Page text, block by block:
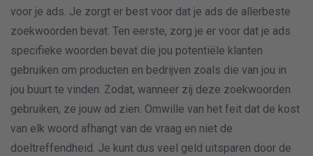
voor je ads. Je zorgt er best voor dat je ads de allerbeste
zoekwoorden bevat. Ten eerste, zorg je er voor dat je ads
specifieke woorden bevat die jou potentiële klanten
gebruiken om producten en bedrijven zoals die van jou in
jou buurt te vinden. Zodat, wanneer zij deze zoekwoorden
gebruiken, ze jouw ad zien. Omwille van het feit dat de kost
van elk woord afhangt van de vraag en niet de
doeltreffendheid. Je kunt dus veel geld uitsparen door de